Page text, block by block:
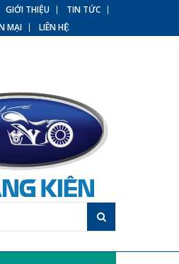
GIỚI THIỆU
TIN TỨC
MẠI
LIÊN HỆ